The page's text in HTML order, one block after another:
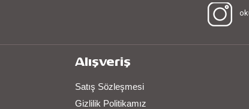
Alışveriş
Satış Sözleşmesi
Gizlilik Politikamız